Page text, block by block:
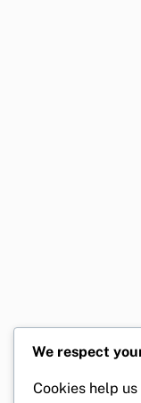
We respect
Cookies help